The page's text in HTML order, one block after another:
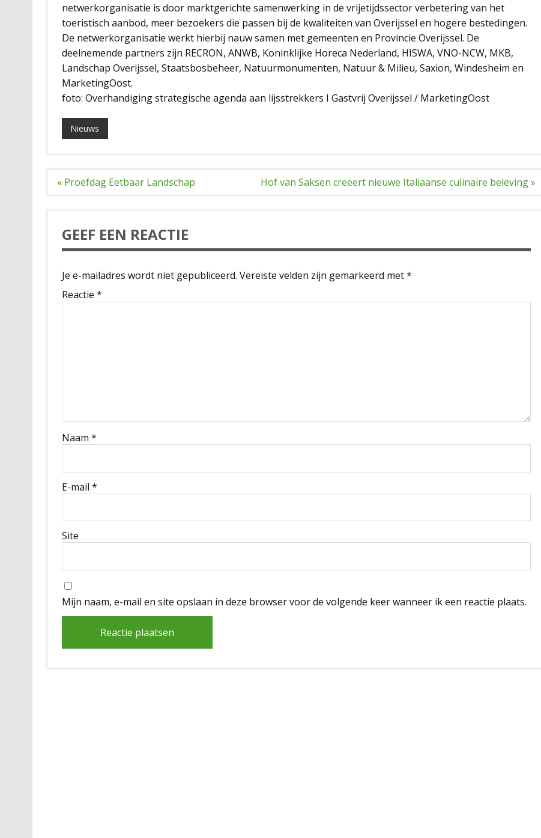
netwerkorganisatie is door marktgerichte samenwerking in de vrijetijdssector verbetering van het
toeristisch aanbod, meer bezoekers die passen bij de kwaliteiten van Overijssel en hogere bestedingen.
De netwerkorganisatie werkt hierbij nauw samen met gemeenten en Provincie Overijssel. De
deelnemende partners zijn RECRON, ANWB, Koninklijke Horeca Nederland, HISWA, VNO-NCW, MKB,
Landschap Overijssel, Staatsbosbeheer, Natuurmonumenten, Natuur & Milieu, Saxion, Windesheim en
MarketingOost.
foto: Overhandiging strategische agenda aan lijsstrekkers I Gastvrij Overijssel / MarketingOost
Nieuws
Bericht
« Proefdag Eetbaar Landschap Hof van Saksen creëert nieuwe Italiaanse culinaire beleving »
GEEF EEN REACTIE
Je e-mailadres wordt niet gepubliceerd. Vereiste velden zijn gemarkeerd met*
Reactie *
Naam *
E-mail *
Site
Mijn naam, e-mail en site opslaan in deze browser voor de volgende keer wanneer ik een reactie plaats.
Alternative: